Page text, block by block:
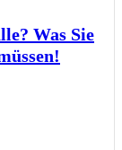
Was Sie